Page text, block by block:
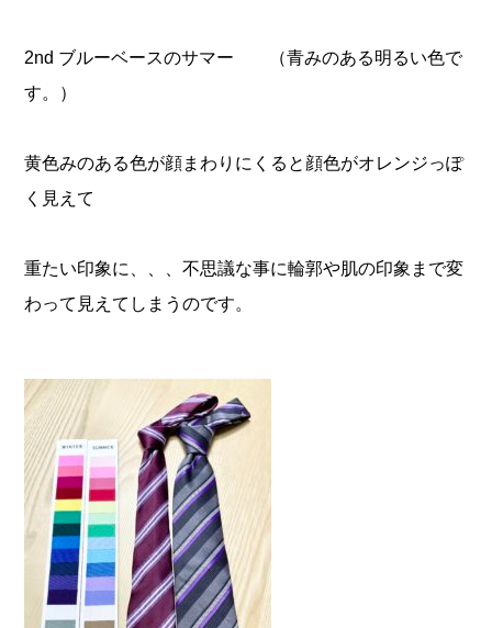
2nd ブルーベースのサマー （青みのある明るい色で
す。）
黄色みのある色が顔まわりにくると顔色がオレンジっぽ
く見えて
重たい印象に、、、不思議な事に輪郭や肌の印象まで変
わって見えてしまうのです。